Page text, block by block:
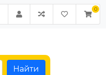
Найти